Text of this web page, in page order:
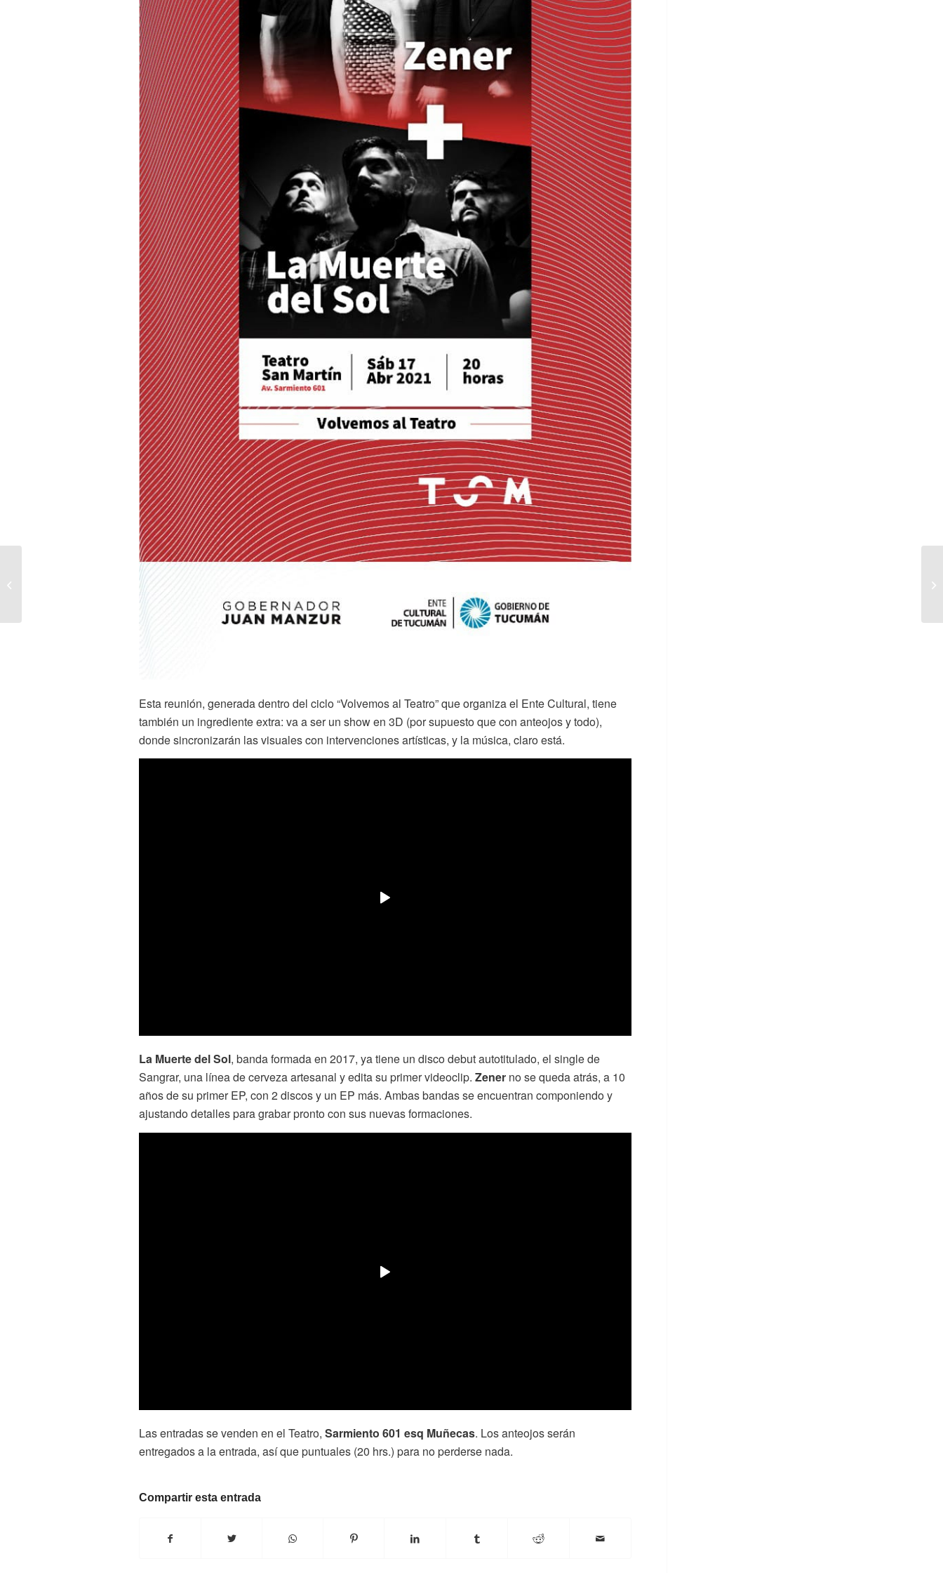
Esta reunión, generada dentro del ciclo “Volvemos al Teatro” que organiza el Ente Cultural, tiene
también un ingrediente extra: va a ser un show en 3D (por supuesto que con anteojos y todo),
donde sincronizarán las visuales con intervenciones artísticas, y la música, claro está.
La Muerte del Sol, banda formada en 2017, ya tiene un disco debut autotitulado, el single de
Sangrar, una línea de cerveza artesanal y edita su primer videoclip. Zener no se queda atrás, a 10
años de su primer EP, con 2 discos y un EP más. Ambas bandas se encuentran componiendo y
ajustando detalles para grabar pronto con sus nuevas formaciones.
Las entradas se venden en el Teatro, Sarmiento 601 esq Muñecas. Los anteojos serán
entregados a la entrada, así que puntuales (20 hrs.) para no perderse nada.
Compartir esta entrada